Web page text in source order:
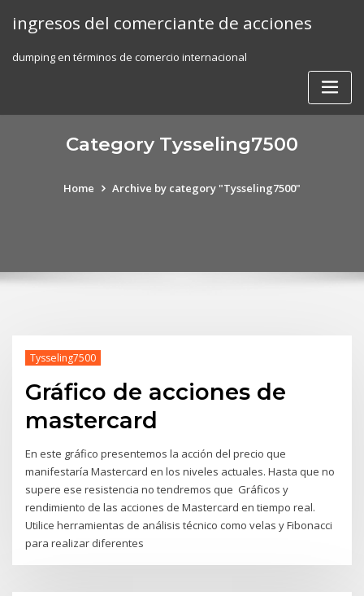
ingresos del comerciante de acciones
dumping en términos de comercio internacional
Category Tysseling7500
Home Archive by category "Tysseling7500"
Tysseling7500
Gráfico de acciones de
mastercard
En este gráfico presentemos la acción del precio que
manifestaría Mastercard en los niveles actuales. Hasta que no
supere ese resistencia no tendremos que Gráficos y
rendimiento de las acciones de Mastercard en tiempo real.
Utilice herramientas de análisis técnico como velas y Fibonacci
para realizar diferentes